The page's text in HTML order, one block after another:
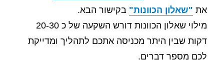
את "שאלון הכוונות" בקישור הבא.
מילוי שאלון הכוונות דורש השקעה של כ 20-30
דקות שבין היתר מכניסה אתכם לתהליך ומדייקת
לכם מספר דברים.